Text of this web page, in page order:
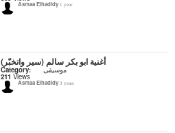
Asmaa Elhadidy 1 year
أغنية ابو بكر سالم (سير واتخبّر)
Category: موسيقى
211 Views
Asmaa Elhadidy 3 years